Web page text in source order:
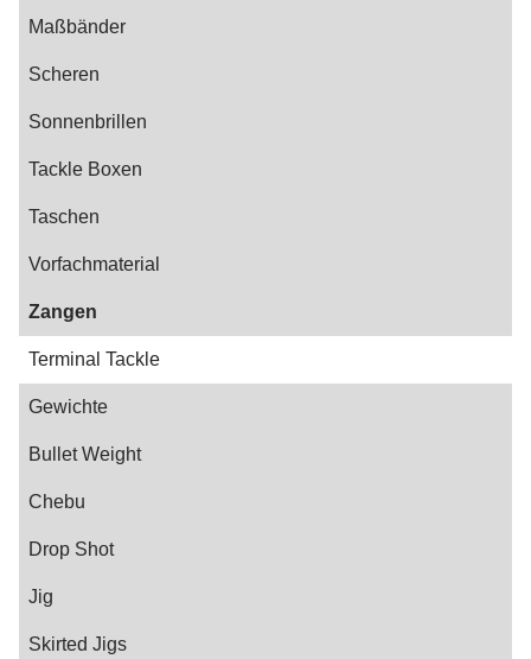
Maßbänder
Scheren
Sonnenbrillen
Tackle Boxen
Taschen
Vorfachmaterial
Zangen
Terminal Tackle
Gewichte
Bullet Weight
Chebu
Drop Shot
Jig
Skirted Jigs